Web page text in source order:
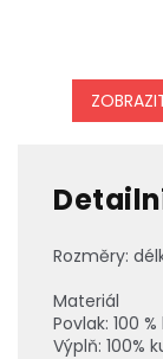
Rozměry:
Materiál
Povlak: 100
Výplň: 100%